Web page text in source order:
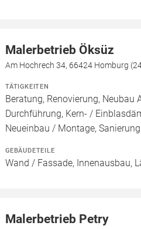
Malerbetrieb Öksüz
Am Hochrech 34, 66424 Homburg
TÄTIGKEITEN
Beratung, Renovierung,
Durchführung, Kern- /
Neueinbau / Montage,
GEBÄUDETEILE
Wand / Fassade, Innenausbau,
Malerbetrieb Petry